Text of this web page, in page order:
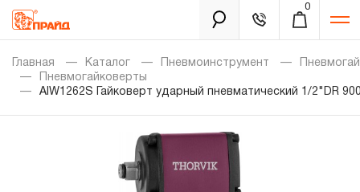
0
Каталог
Золотая лихорадка
Главная Каталог Пневмоинструмент
Пневмогайковерты
AIW1262S Гайковерт ударный пневматический 1/2"DR